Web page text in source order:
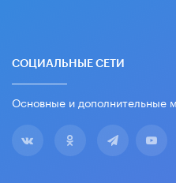
СОЦИАЛЬНЫЕ СЕТИ
Основные и дополнительные